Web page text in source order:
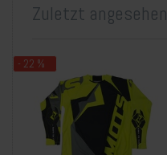
Zuletzt angesehen
- 22 %